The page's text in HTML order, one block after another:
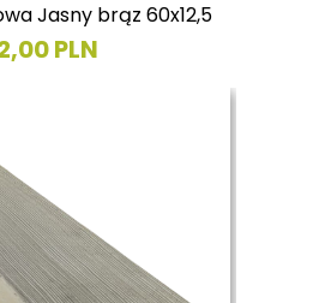
Jasny brąz 60x12,5
PLN